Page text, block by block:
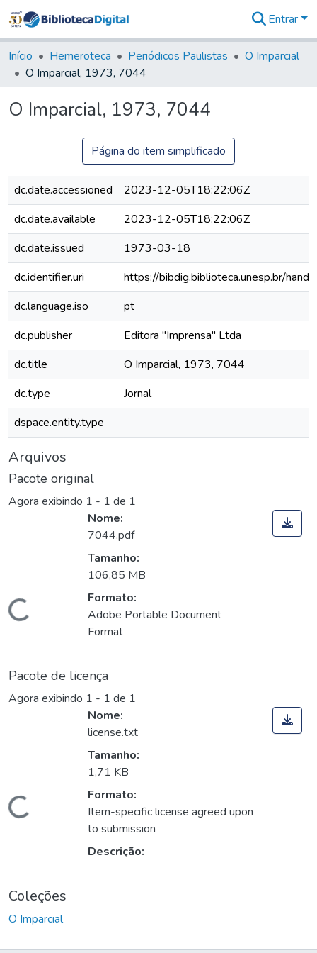
&
Coleções
Tudo na
Digital
Entrar
Início Hemeroteca Periódicos Paulistas
O Imparcial
O Imparcial, 1973, 7044
O Imparcial, 1973, 7044
Página do item simplificado
dc.date.accessioned
2023-12-05T18:22:06Z
dc.date.available
2023-12-05T18:22:06Z
dc.date.issued
1973-03-18
dc.identifier.uri
https://bibdig.biblioteca.unesp.br/
dc.language.iso
pt
dc.publisher
Editora "Imprensa" Ltda
dc.title
O Imparcial, 1973, 7044
dc.type
Jornal
dspace.entity.type
Arquivos
Pacote original
Agora exibindo 1 - 1 de 1
Carregando...
Nome:
7044.pdf
Tamanho:
106,85 MB
Formato:
Adobe Portable Document
Format
Pacote de licença
Agora exibindo 1 - 1 de 1
Carregando...
Nome:
license.txt
Tamanho:
1,71 KB
Formato:
Item-specific license agreed upon
to submission
Descrição:
Coleções
O Imparcial